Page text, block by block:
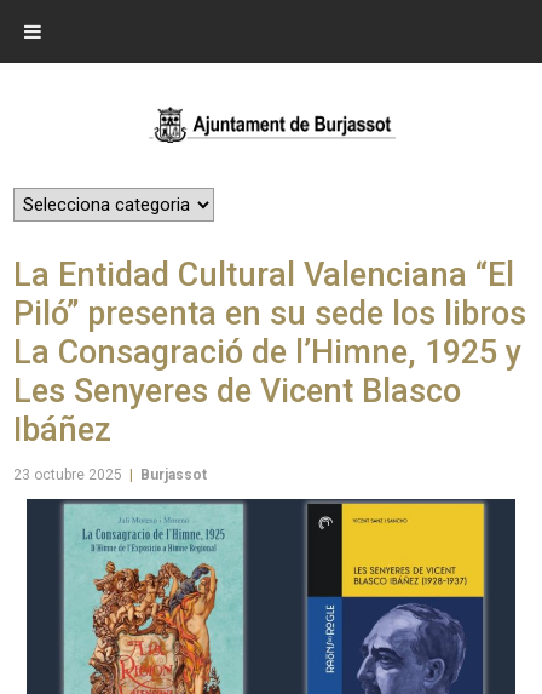
La Entidad Cultural Valenciana “El
Piló” presenta en su sede los libros
La Consagració de l’Himne, 1925 y
Les Senyeres de Vicent Blasco
Ibáñez
23 octubre 2025 Burjassot